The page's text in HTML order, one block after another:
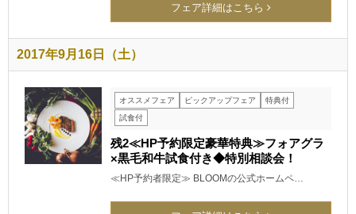
フェア詳細はこちら
2017年9月16日（土）
オススメフェア ピックアップフェア
特典付
試食付
残2≪HP予約限定豪華特典≫フォアグラ
×黒毛和牛試食付き◆特別相談会！
≪HP予約者限定≫ BLOOMの公式ホームペ…